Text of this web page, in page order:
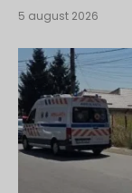
5 august 2026